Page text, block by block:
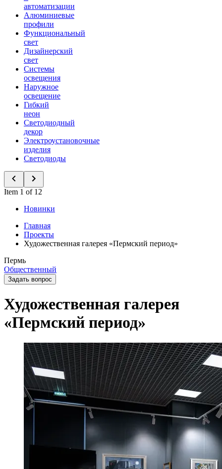
автоматизации
Алюминиевые
профили
Функциональный
свет
Дизайнерский
свет
Системы
освещения
Наружное
освещение
Гибкий
неон
Светодиодный
декор
Электроустановочные
изделия
Светодиоды
Item 1 of 12
Новинки
Главная
Проекты
Художественная галерея «Пермский период»
Пермь
Общественный
Задать вопрос
Художественная галерея
«Пермский период»